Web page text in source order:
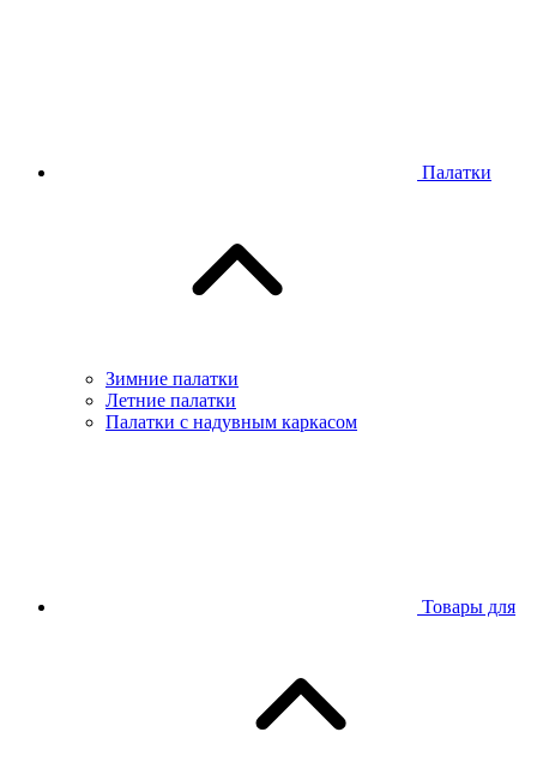
Палатки
Зимние палатки
Летние палатки
Палатки с надувным каркасом
Товары для